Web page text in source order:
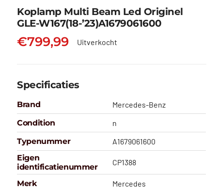
Koplamp Multi Beam Led Originel
GLE-W167(18-’23)A1679061600
€799,99 Uitverkocht
Specificaties
Brand
Mercedes-Benz
Condition
n
Typenummer
A1679061600
Eigen
identificatienummer
CP1388
Merk
Mercedes